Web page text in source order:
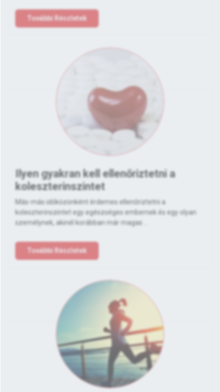
További Részletek
Ilyen gyakran kell ellenőriztetni a
koleszterinszintet
Más-más időközönként érdemes ellenőriztetni a
koleszterinszintet egy egészséges embernek és egy olyan
személynek, akinél korábban már magas ...
További Részletek